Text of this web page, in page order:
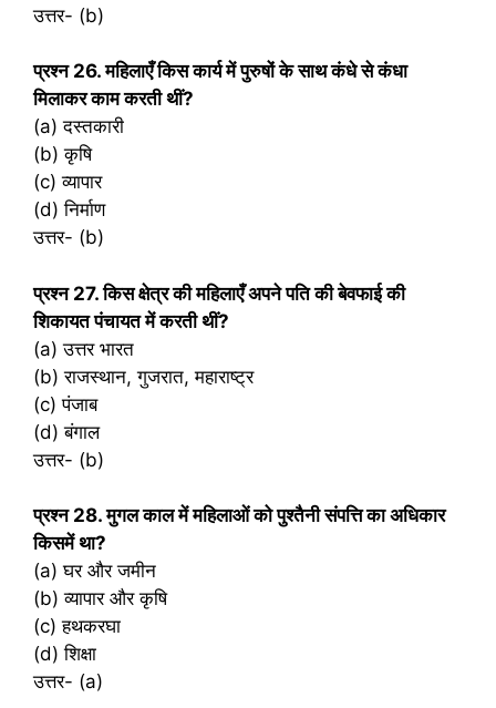
उत्तर- (b)
प्रश्‍न 26. महिलाएँ किस कार्य में पुरुषों के साथ कंधे से कंधा
मिलाकर काम करती थीं?
(a) दस्तकारी
(b) कृषि
(c) व्यापार
(d) निर्माण
उत्तर- (b)
प्रश्‍न 27. किस क्षेत्र की महिलाएँ अपने पति की बेवफाई की
शिकायत पंचायत में करती थीं?
(a) उत्तर भारत
(b) राजस्थान, गुजरात, महाराष्ट्र
(c) पंजाब
(d) बंगाल
उत्तर- (b)
प्रश्‍न 28. मुगल काल में महिलाओं को पुश्तैनी संपत्ति का अधिकार
किसमें था?
(a) घर और जमीन
(b) व्यापार और कृषि
(c) हथकरघा
(d) शिक्षा
उत्तर- (a)